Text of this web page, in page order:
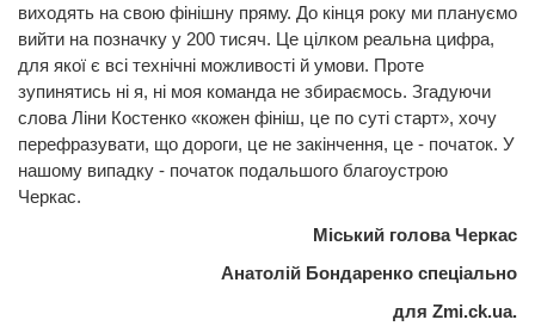
виходять на свою фінішну пряму. До кінця року ми плануємо
вийти на позначку у 200 тисяч. Це цілком реальна цифра,
для якої є всі технічні можливості й умови. Проте
зупинятись ні я, ні моя команда не збираємось. Згадуючи
слова Ліни Костенко «кожен фініш, це по суті старт», хочу
перефразувати, що дороги, це не закінчення, це - початок. У
нашому випадку - початок подальшого благоустрою
Черкас.
Міський голова Черкас
Анатолій Бондаренко спеціально
для Zmi.ck.ua.